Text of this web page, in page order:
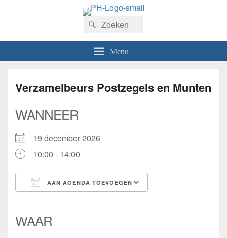
Welkom op de website van Postzegelvereniging PhilaHanze.
Zoeken
naar:
Zoeken
Menu
Verzamelbeurs Postzegels en Munten
WANNEER
19 december 2026
10:00 - 14:00
AAN AGENDA TOEVOEGEN
WAAR